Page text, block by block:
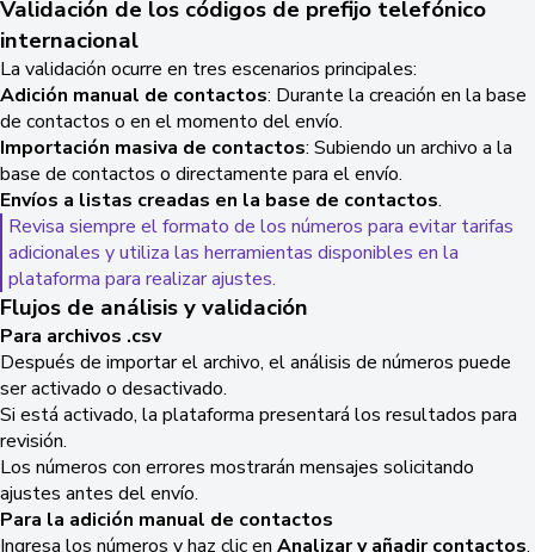
Validación de los códigos de prefijo telefónico
internacional
La validación ocurre en tres escenarios principales:
Adición manual de contactos: Durante la creación en la base
de contactos o en el momento del envío.
Importación masiva de contactos: Subiendo un archivo a la
base de contactos o directamente para el envío.
Envíos a listas creadas en la base de contactos.
Revisa siempre el formato de los números para evitar tarifas
adicionales y utiliza las herramientas disponibles en la
plataforma para realizar ajustes.
Flujos de análisis y validación
Para archivos .csv
Después de importar el archivo, el análisis de números puede
ser activado o desactivado.
Si está activado, la plataforma presentará los resultados para
revisión.
Los números con errores mostrarán mensajes solicitando
ajustes antes del envío.
Para la adición manual de contactos
Ingresa los números y haz clic en Analizar y añadir contactos.